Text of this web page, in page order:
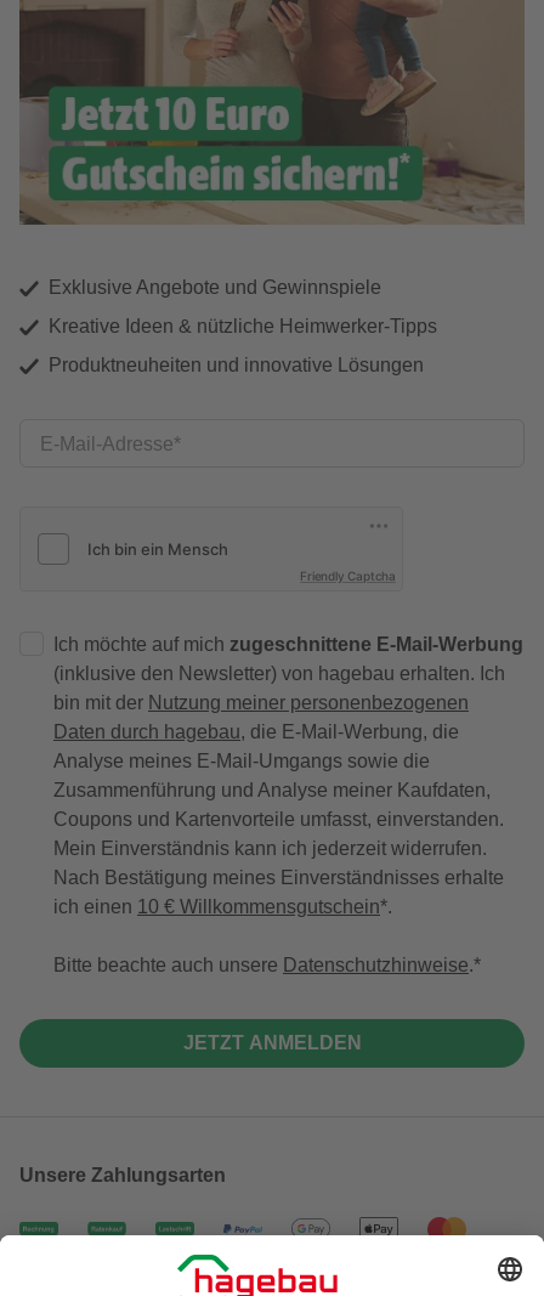
Exklusive Angebote und Gewinnspiele
Kreative Ideen & nützliche Heimwerker-Tipps
Produktneuheiten und innovative Lösungen
E-Mail-Adresse
Friendly Captcha
Ich möchte auf mich zugeschnittene E-Mail-Werbung
(inklusive den Newsletter) von hagebau erhalten. Ich
bin mit der Nutzung meiner personenbezogenen
Daten durch hagebau, die E-Mail-Werbung, die
Analyse meines E-Mail-Umgangs sowie die
Zusammenführung und Analyse meiner Kaufdaten,
Coupons und Kartenvorteile umfasst, einverstanden.
Mein Einverständnis kann ich jederzeit widerrufen.
Nach Bestätigung meines Einverständnisses erhalte
ich einen 10 € Willkommensgutschein*.
Bitte beachte auch unsere Datenschutzhinweise.
JETZT ANMELDEN
Unsere Zahlungsarten